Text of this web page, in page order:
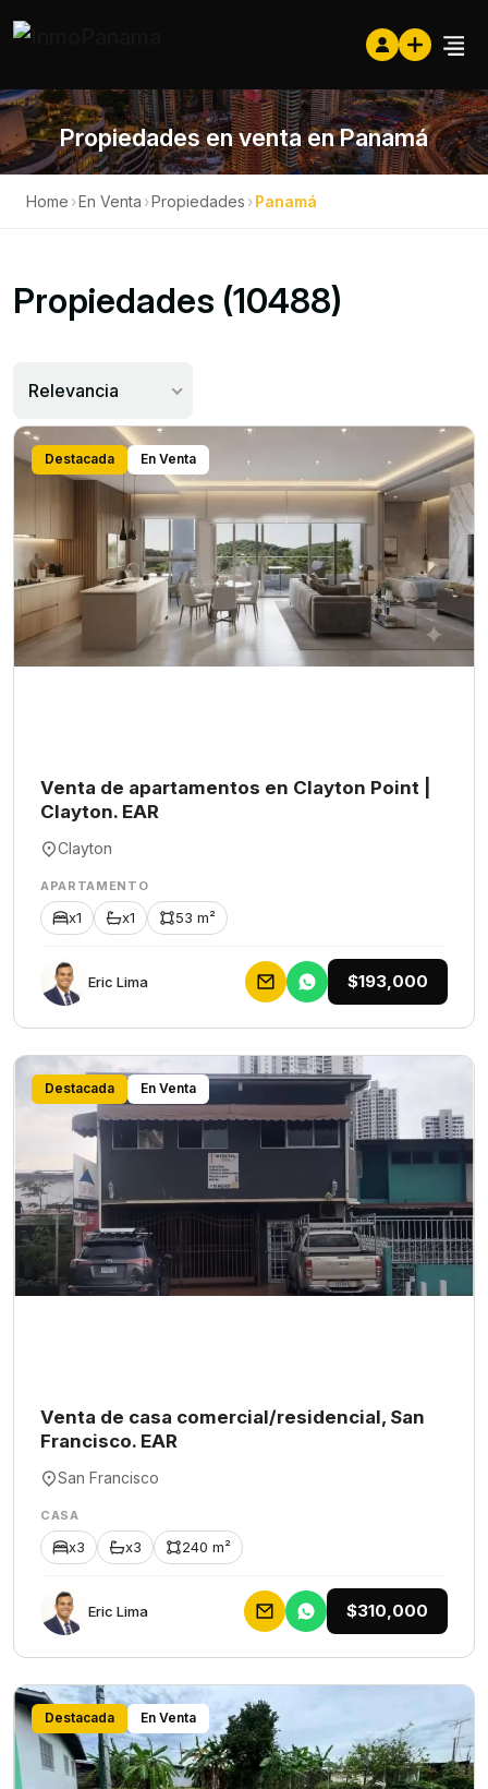
Propiedades en venta en Panamá
Home ›En Venta ›Propiedades ›Panamá
Propiedades (10488)
Relevancia
Destacada En Venta
Venta de apartamentos en Clayton Point |
Clayton. EAR
Clayton
APARTAMENTO
x1 x1 53 m²
Eric Lima $193,000
Destacada En Venta
Venta de casa comercial/residencial, San
Francisco. EAR
San Francisco
CASA
x3 x3 240 m²
Eric Lima $310,000
Destacada En Venta